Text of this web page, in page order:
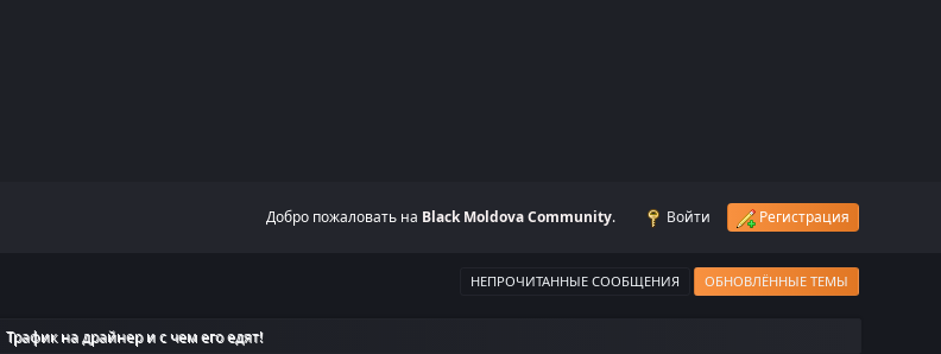
Добро пожаловать на Black Moldova Community. Войти Регистрация
НЕПРОЧИТАННЫЕ СООБЩЕНИЯ ОБНОВЛЁННЫЕ ТЕМЫ
Трафик на драйнер и с чем его едят!